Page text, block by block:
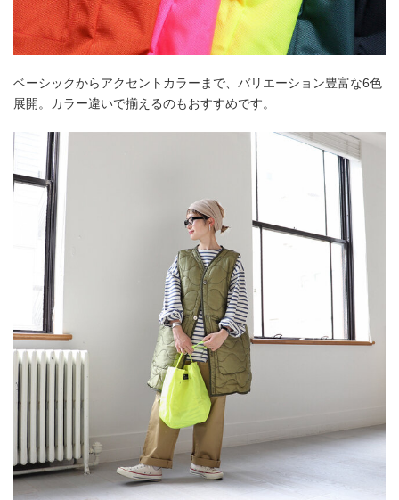
ベーシックからアクセントカラーまで、バリエーション豊富な6色
展開。カラー違いで揃えるのもおすすめです。